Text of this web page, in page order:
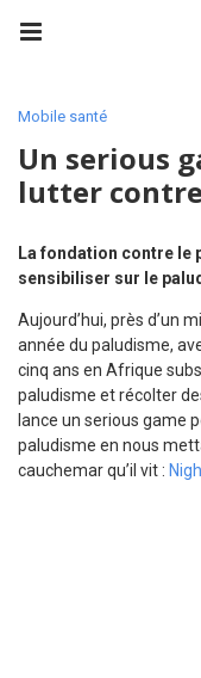
Mobile santé
Un serious
lutter
La fondation contre le
sensibiliser sur le
Aujourd’hui, près d’un
année du paludisme,
cinq ans en Afrique
paludisme et récolter
lance un serious game
paludisme en nous
cauchemar qu’il vit :